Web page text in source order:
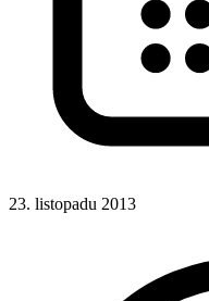
23. listopadu 2013